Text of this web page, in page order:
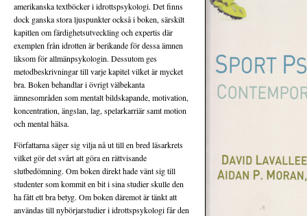
amerikanska textböcker i idrottspsykologi. Det finns
dock ganska stora ljuspunkter också i boken, särskilt
kapitlen om färdighetsutveckling och expertis där
exemplen från idrotten är berikande för dessa ämnen
liksom för allmänpsykologin. Dessutom ges
metodbeskrivningar till varje kapitel vilket är mycket
bra. Boken behandlar i övrigt välbekanta
ämnesområden som mentalt bildskapande, motivation,
koncentration, ängslan, lag, spelarkarriär samt motion
och mental hälsa.
Författarna säger sig vilja nå ut till en bred läsarkrets
vilket gör det svårt att göra en rättvisande
slutbedömning. Om boken direkt hade vänt sig till
studenter som kommit en bit i sina studier skulle den
ha fått ett bra betyg. Om boken däremot är tänkt att
användas till nybörjarstudier i idrottspsykologi får den